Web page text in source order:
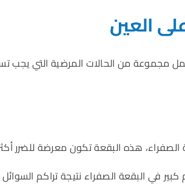
العين
مجموعة من الحالات المرضية التي يجب
هذه البقعة تكون معرضة للضرر
في البقعة الصفراء نتيجة تراكم